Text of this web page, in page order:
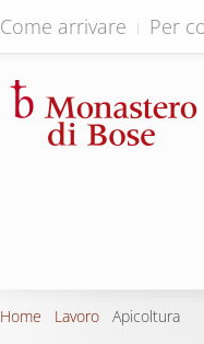
Come arrivare Per
Home Lavoro Apicoltura